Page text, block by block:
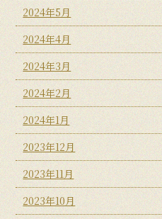
2024年5月
2024年4月
2024年3月
2024年2月
2024年1月
2023年12月
2023年11月
2023年10月